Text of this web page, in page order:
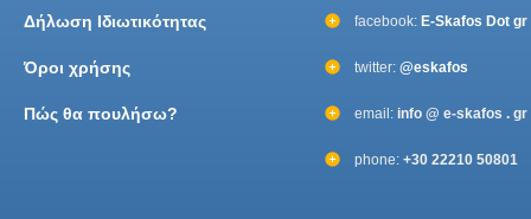
Δήλωση Ιδιωτικότητας
Όροι χρήσης
Πώς θα πουλήσω?
facebook: E-Skafos Dot gr
twitter: @eskafos
email: info @ e-skafos . gr
phone: +30 22210 50801